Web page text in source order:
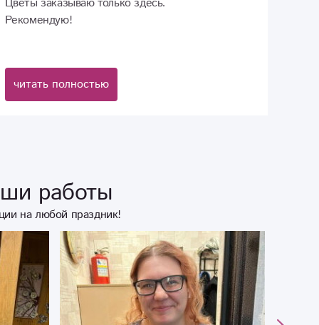
Рекомендую!
читать полностью
работы
на любой праздник!